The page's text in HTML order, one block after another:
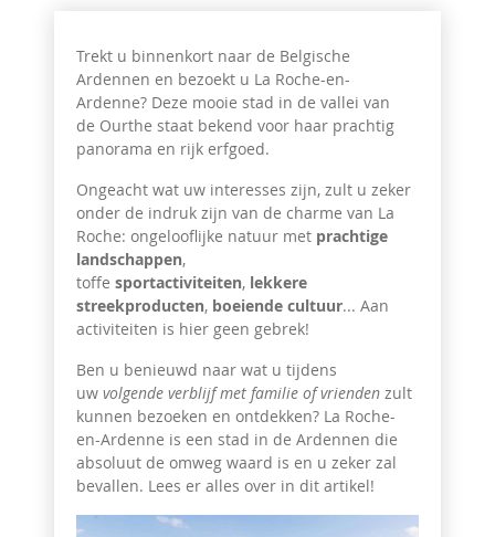
Trekt u binnenkort naar de Belgische
Ardennen en bezoekt u La Roche-en-
Ardenne? Deze mooie stad in de vallei van
de Ourthe staat bekend voor haar prachtig
panorama en rijk erfgoed.
Ongeacht wat uw interesses zijn, zult u zeker
onder de indruk zijn van de charme van La
Roche: ongelooflijke natuur met prachtige
landschappen,
toffe sportactiviteiten, lekkere
streekproducten, boeiende cultuur... Aan
activiteiten is hier geen gebrek!
Ben u benieuwd naar wat u tijdens
uw volgende verblijf met familie of vrienden zult
kunnen bezoeken en ontdekken? La Roche-
en-Ardenne is een stad in de Ardennen die
absoluut de omweg waard is en u zeker zal
bevallen. Lees er alles over in dit artikel!